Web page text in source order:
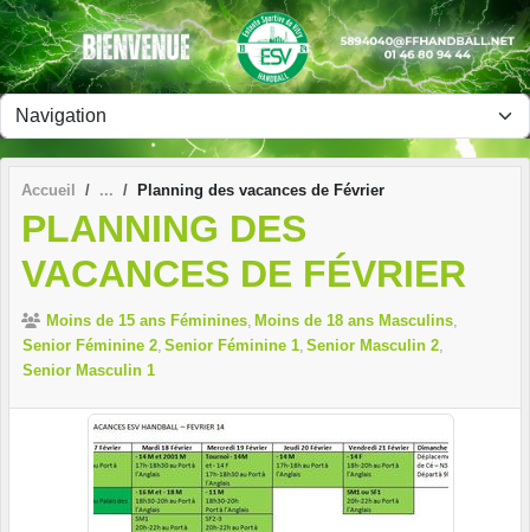
Accueil Planning des vacances de Février
PLANNING DES
VACANCES DE FÉVRIER
Moins de 15 ans Féminines Moins de 18 ans Masculins
Senior Féminine 2 Senior Féminine 1 Senior Masculin 2
Senior Masculin 1
Panneau de gestion des cookies